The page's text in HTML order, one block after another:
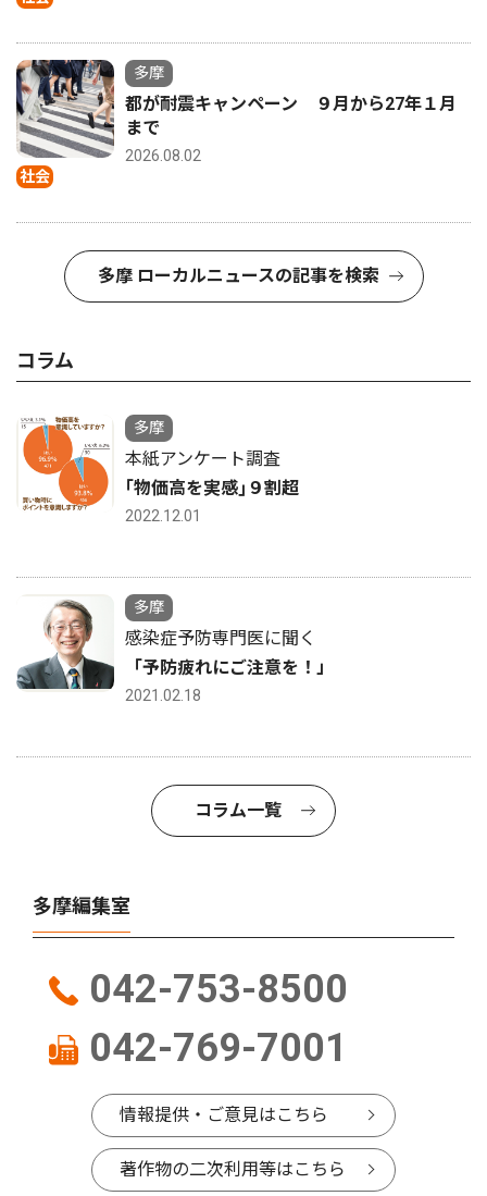
社会
多摩
都が耐震キャンペーン ９月から27年１月
まで
2026.08.02
多摩 ローカルニュースの記事を検索
コラム
多摩
本紙アンケート調査
｢物価高を実感｣９割超
2022.12.01
多摩
感染症予防専門医に聞く
「予防疲れにご注意を！」
2021.02.18
コラム一覧
多摩編集室
042-753-8500
042-769-7001
情報提供・ご意見はこちら
著作物の二次利用等はこちら